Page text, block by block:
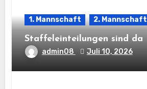
1. Mannschaft 2. Mannschaft
Staffeleinteilungen sind da
admin08 Juli 10, 2026